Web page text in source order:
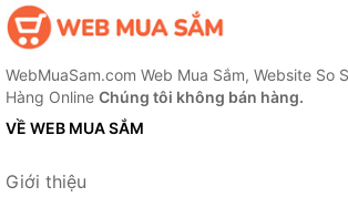
WebMuaSam.com Web Mua Sắm, Website So
Hàng Online Chúng tôi không bán hàng.
VỀ WEB MUA SẮM
Giới thiệu